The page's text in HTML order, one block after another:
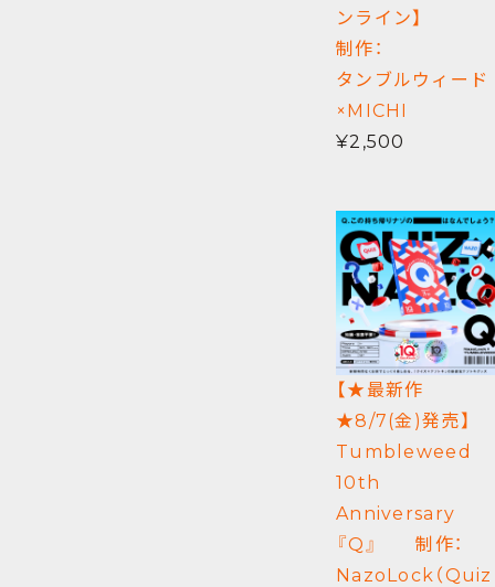
ンライン】
制作：
タンブルウィード
×MICHI
¥2,500
【★最新作
★8/7(金)発売】
Tumbleweed
10th
Anniversary
『Q』 制作：
NazoLock（Quiz